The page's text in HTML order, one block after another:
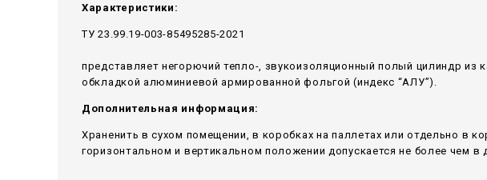
Характеристики:
ТУ 23.99.19-003-85495285-2021
представляет негорючий тепло-, звукоизоляционный полый цилиндр
обкладкой алюминиевой армированной фольгой (индекс “АЛУ”).
Дополнительная информация:
Храненить в сухом помещении, в коробках на паллетах или отдельно в
горизонтальном и вертикальном положении допускается не более чем в